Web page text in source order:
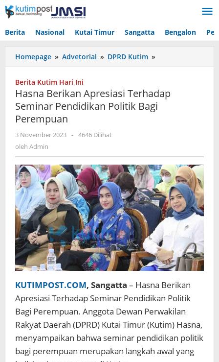
Lewati
ke
Berita Nasional Kutai Timur Sangatta Bengalon
Homepage » Advetorial » DPRD Kutim »
Berikan
Seminar
Pendidikan
Berita Kutim Hari Ini
Hasna Berikan Apresiasi Terhadap
Seminar Pendidikan Politik Bagi
Perempuan
3 November 2023 oleh
- 4646 Dilihat
oleh Admin
KUTIMPOST.COM, Sangatta – Hasna Berikan
Apresiasi Terhadap Seminar Pendidikan Politik
Bagi Perempuan. Anggota Dewan Perwakilan
Rakyat Daerah (DPRD) Kutai Timur (Kutim) Hasna,
menyampaikan bahwa seminar pendidikan politik
bagi perempuan merupakan langkah awal yang